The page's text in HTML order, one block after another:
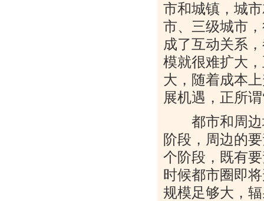
市和城镇，城
市、三级城市
成了互动关系
模就很难扩大
大，随着成本
展机遇，正所谓
都市和周边
阶段，周边的
个阶段，既有
时候都市圈即
规模足够大，